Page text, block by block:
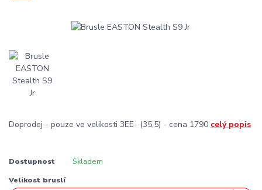
Doprodej - pouze ve velikosti 3EE- (35,5) - cena 1790 celý popis
Dostupnost Skladem
Velikost bruslí